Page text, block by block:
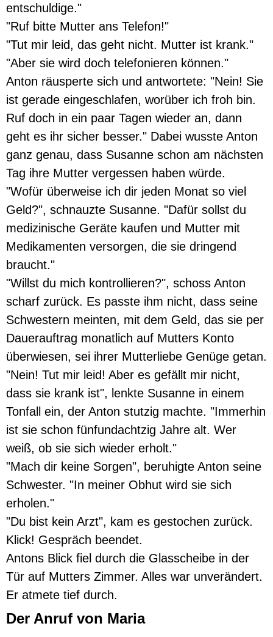
entschuldige."
"Ruf bitte Mutter ans Telefon!"
"Tut mir leid, das geht nicht. Mutter ist krank."
"Aber sie wird doch telefonieren können."
Anton räusperte sich und antwortete: "Nein! Sie
ist gerade eingeschlafen, worüber ich froh bin.
Ruf doch in ein paar Tagen wieder an, dann
geht es ihr sicher besser." Dabei wusste Anton
ganz genau, dass Susanne schon am nächsten
Tag ihre Mutter vergessen haben würde.
"Wofür überweise ich dir jeden Monat so viel
Geld?", schnauzte Susanne. "Dafür sollst du
medizinische Geräte kaufen und Mutter mit
Medikamenten versorgen, die sie dringend
braucht."
"Willst du mich kontrollieren?", schoss Anton
scharf zurück. Es passte ihm nicht, dass seine
Schwestern meinten, mit dem Geld, das sie per
Dauerauftrag monatlich auf Mutters Konto
überwiesen, sei ihrer Mutterliebe Genüge getan.
"Nein! Tut mir leid! Aber es gefällt mir nicht,
dass sie krank ist", lenkte Susanne in einem
Tonfall ein, der Anton stutzig machte. "Immerhin
ist sie schon fünfundachtzig Jahre alt. Wer
weiß, ob sie sich wieder erholt."
"Mach dir keine Sorgen", beruhigte Anton seine
Schwester. "In meiner Obhut wird sie sich
erholen."
"Du bist kein Arzt", kam es gestochen zurück.
Klick! Gespräch beendet.
Antons Blick fiel durch die Glasscheibe in der
Tür auf Mutters Zimmer. Alles war unverändert.
Er atmete tief durch.
Der Anruf von Maria